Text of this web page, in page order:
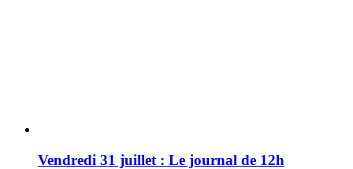
Vendredi 31 juillet : Le journal de 12h